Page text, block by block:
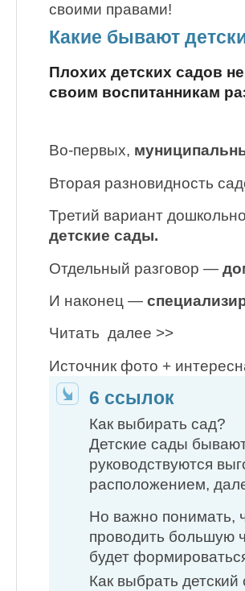
своими правами!
Какие бывают
Плохих детских садов
своим воспитанникам
Во-первых,
Вторая разновидность
Третий вариант
детские сады.
Отдельный разговор —
И наконец —
Читать далее >>
Источник фото +
6 ссылок
Как выбирать сад?
Детские сады
руководствуются
расположением,
Но важно понимать,
проводить большую
будет
Как выбрать